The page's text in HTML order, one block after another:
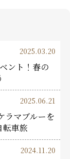
2025.03.20
ント！春の
2025.06.21
ラマブルーを
転車旅
2024.11.20